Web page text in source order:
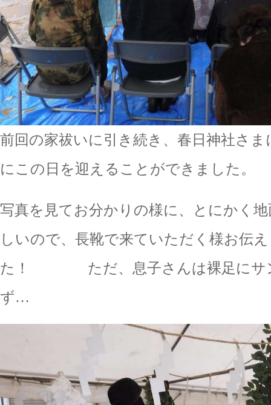
前回の家祓いに引き続き、春日神社さ
にこの日を迎えることができました。
写真を見てお分かりの様に、とにかく
しいので、長靴で来ていただく様お伝
た！ ただ、息子さんは裸足にサ
ず…